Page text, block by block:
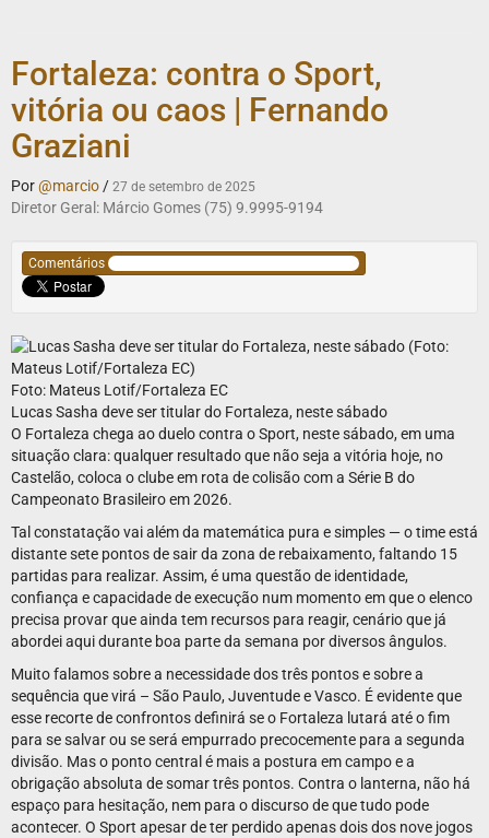
Fortaleza: contra o Sport,
vitória ou caos | Fernando
Graziani
Por@marcio / 27 de setembro de 2025
Diretor Geral: Márcio Gomes (75) 9.9995-9194
Comentários
Foto: Mateus Lotif/Fortaleza EC
Lucas Sasha deve ser titular do Fortaleza, neste sábado
O Fortaleza chega ao duelo contra o Sport, neste sábado, em uma
situação clara: qualquer resultado que não seja a vitória hoje, no
Castelão, coloca o clube em rota de colisão com a Série B do
Campeonato Brasileiro em 2026.
Tal constatação vai além da matemática pura e simples — o time está
distante sete pontos de sair da zona de rebaixamento, faltando 15
partidas para realizar. Assim, é uma questão de identidade,
confiança e capacidade de execução num momento em que o elenco
precisa provar que ainda tem recursos para reagir, cenário que já
abordei aqui durante boa parte da semana por diversos ângulos.
Muito falamos sobre a necessidade dos três pontos e sobre a
sequência que virá – São Paulo, Juventude e Vasco. É evidente que
esse recorte de confrontos definirá se o Fortaleza lutará até o fim
para se salvar ou se será empurrado precocemente para a segunda
divisão. Mas o ponto central é mais a postura em campo e a
obrigação absoluta de somar três pontos. Contra o lanterna, não há
espaço para hesitação, nem para o discurso de que tudo pode
acontecer. O Sport apesar de ter perdido apenas dois dos nove jogos